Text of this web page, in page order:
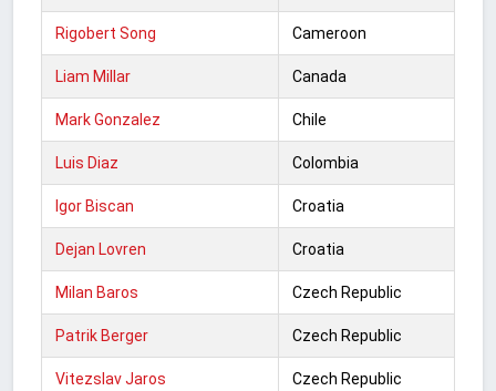
Rigobert Song Cameroon
Liam Millar Canada
Mark Gonzalez Chile
Luis Diaz Colombia
Igor Biscan Croatia
Dejan Lovren Croatia
Milan Baros Czech Republic
Patrik Berger Czech Republic
Vitezslav Jaros Czech Republic